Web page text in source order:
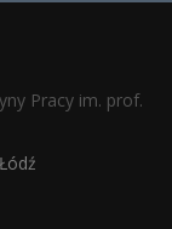
Pracy im. prof.